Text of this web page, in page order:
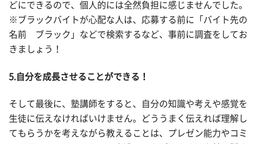
どにできるので、個人的には全然負担に感じませんでした。
※ブラックバイトが心配な人は、応募する前に「バイト先の
名前 ブラック」などで検索するなど、事前に調査をしてお
きましょう！
5.自分を成長させることができる！
そして最後に、塾講師をすると、自分の知識や考えや感覚を
生徒に伝えなければいけません。どううまく伝えれば理解し
てもらうかを考えながら教えることは、プレゼン能力やコミ